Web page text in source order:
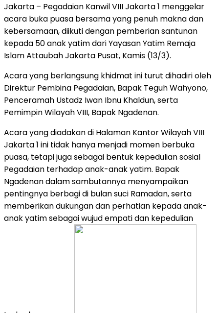
Jakarta – Pegadaian Kanwil VIII Jakarta 1 menggelar
acara buka puasa bersama yang penuh makna dan
kebersamaan, diikuti dengan pemberian santunan
kepada 50 anak yatim dari Yayasan Yatim Remaja
Islam Attaubah Jakarta Pusat, Kamis (13/3).
Acara yang berlangsung khidmat ini turut dihadiri oleh
Direktur Pembina Pegadaian, Bapak Teguh Wahyono,
Penceramah Ustadz Iwan Ibnu Khaldun, serta
Pemimpin Wilayah VIII, Bapak Ngadenan.
Acara yang diadakan di Halaman Kantor Wilayah VIII
Jakarta 1 ini tidak hanya menjadi momen berbuka
puasa, tetapi juga sebagai bentuk kepedulian sosial
Pegadaian terhadap anak-anak yatim. Bapak
Ngadenan dalam sambutannya menyampaikan
pentingnya berbagi di bulan suci Ramadan, serta
memberikan dukungan dan perhatian kepada anak-
anak yatim sebagai wujud empati dan kepedulian